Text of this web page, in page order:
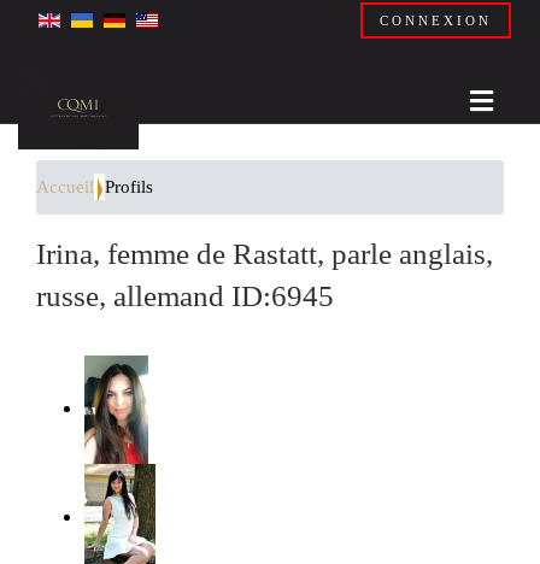
CONNEXION
Accueil Profils
Irina, femme de Rastatt, parle anglais,
russe, allemand ID:6945